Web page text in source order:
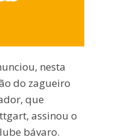
nesta
do zagueiro
que
assinou o
bávaro.